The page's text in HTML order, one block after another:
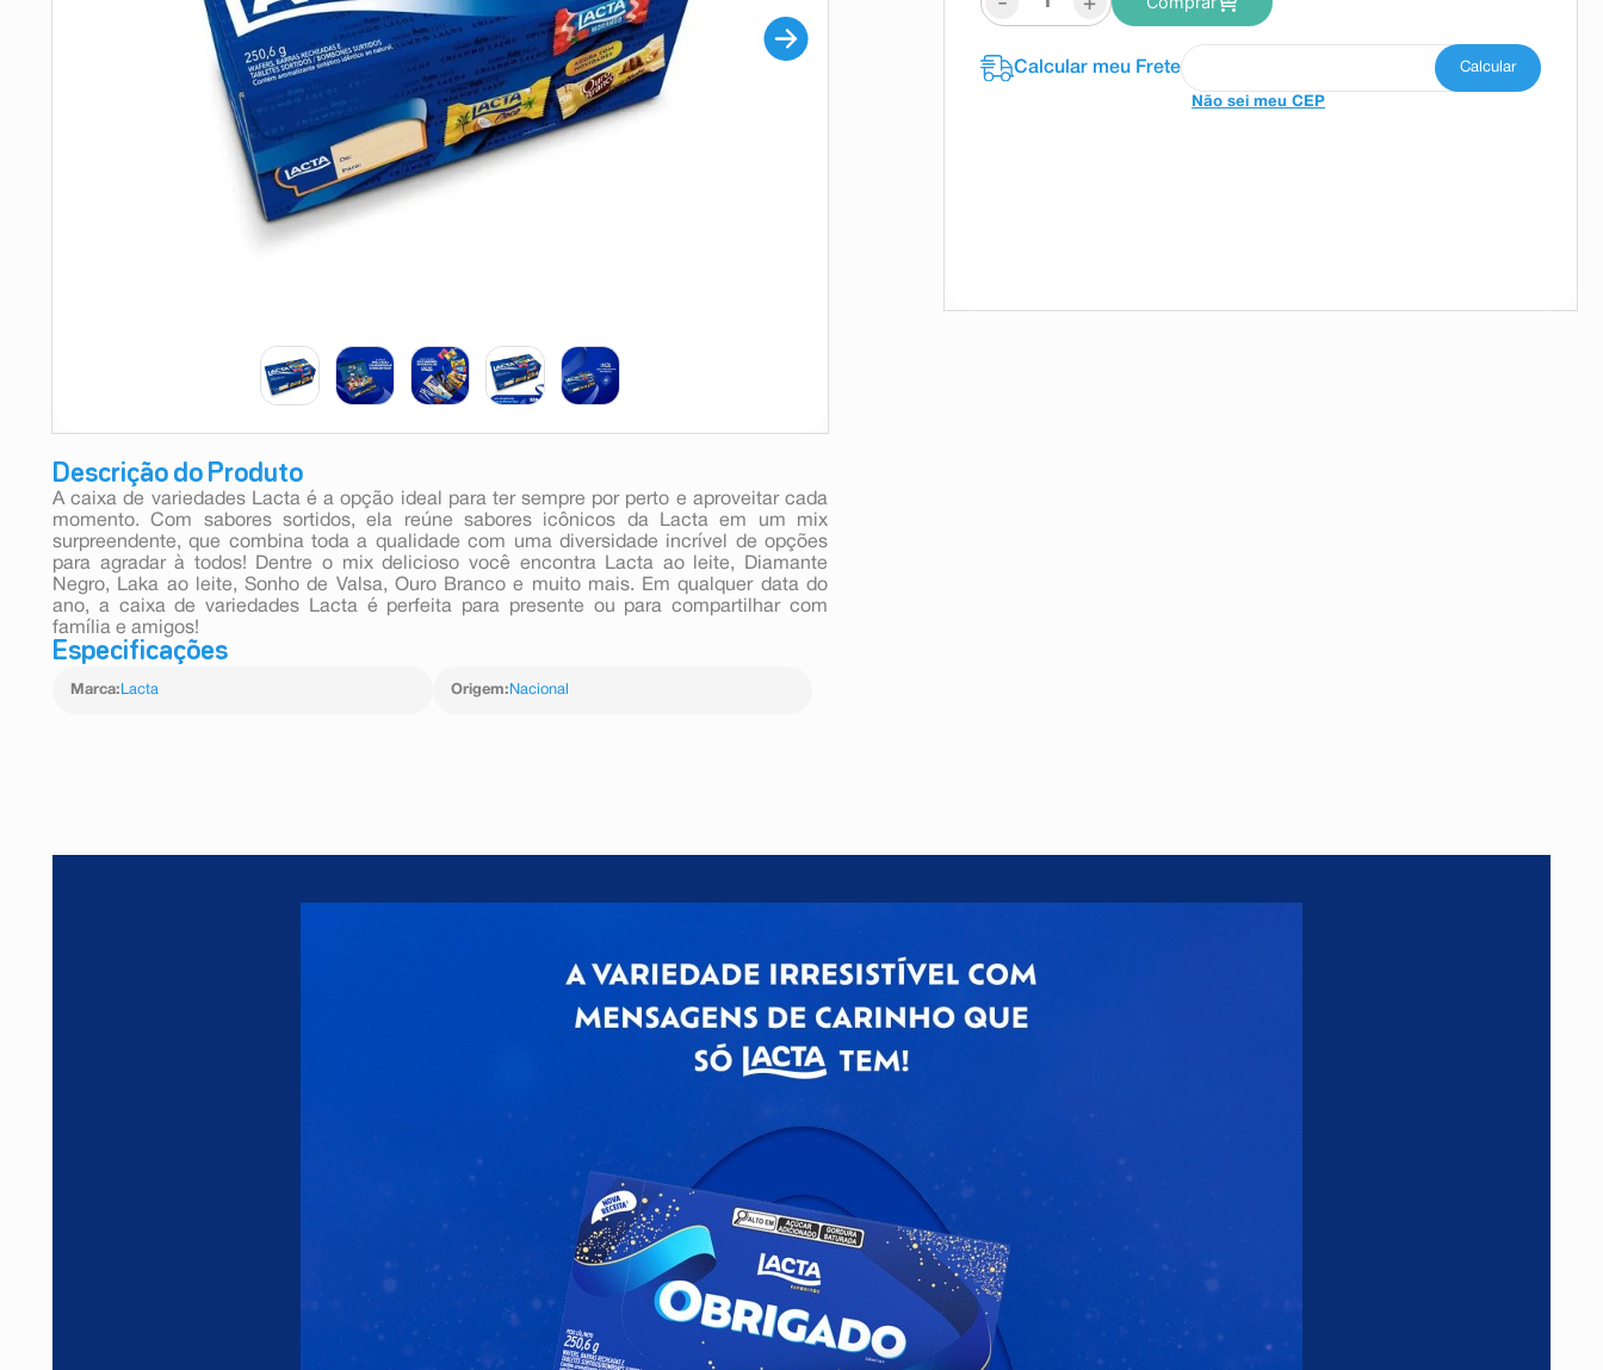
Descrição do Produto
A caixa de variedades Lacta é a opção ideal para ter sempre por perto e aproveitar cada
momento. Com sabores sortidos, ela reúne sabores icônicos da Lacta em um mix
surpreendente, que combina toda a qualidade com uma diversidade incrível de opções
para agradar à todos! Dentre o mix delicioso você encontra Lacta ao leite, Diamante
Negro, Laka ao leite, Sonho de Valsa, Ouro Branco e muito mais. Em qualquer data do
ano, a caixa de variedades Lacta é perfeita para presente ou para compartilhar com
família e amigos!
Especificações
Marca: Lacta Origem: Nacional
Não sei meu CEP
9º esmalte
10ºabsorvente